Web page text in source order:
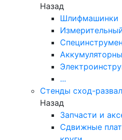
Назад
Шлифмашинки
...
Стенды сход-развал
Назад
Запчасти и
Сдвижные